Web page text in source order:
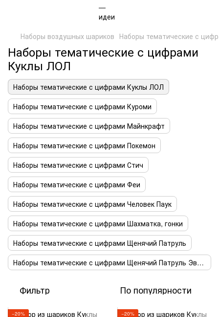
Наборы воздушных шариков Наборы тематические с
Наборы тематические с цифрами
Куклы ЛОЛ
Наборы тематические с цифрами Куклы ЛОЛ
Наборы тематические с цифрами Куроми
Наборы тематические с цифрами Майнкрафт
Наборы тематические с цифрами Покемон
Наборы тематические с цифрами Стич
Наборы тематические с цифрами Феи
Наборы тематические с цифрами Человек Паук
Наборы тематические с цифрами Шахматка, гонки
Наборы тематические с цифрами Щенячий Патруль
Наборы тематические с цифрами Щенячий Патруль Эверест
Фильтр По популярности
−20% −20%